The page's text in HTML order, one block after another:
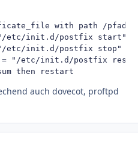
with path /pfad/
etc/init.d/postfix start"
etc/init.d/postfix stop"
"/etc/init.d/postfix
then restart
auch dovecot, proftpd